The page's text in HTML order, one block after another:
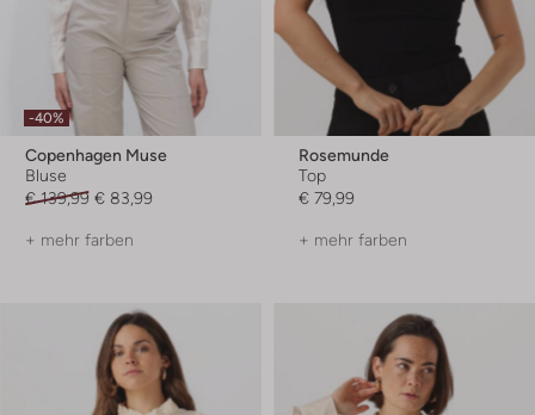
-40%
Copenhagen Muse
Bluse
€ 139,99 € 83,99
+ mehr farben
Rosemunde
Top
€ 79,99
+ mehr farben